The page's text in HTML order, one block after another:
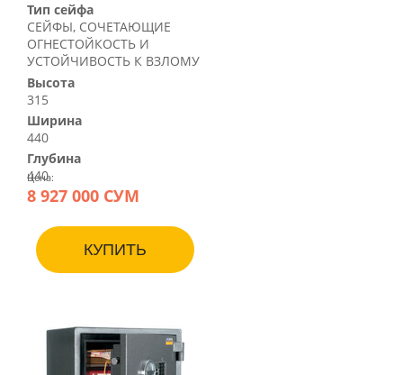
Тип сейфа
СЕЙФЫ, СОЧЕТАЮЩИЕ
ОГНЕСТОЙКОСТЬ И
УСТОЙЧИВОСТЬ К ВЗЛОМУ
Высота
315
Ширина
440
Глубина
440
Цена:
8 927 000 СУМ
КУПИТЬ